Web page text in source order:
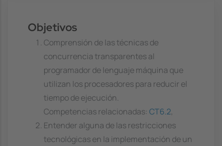
Objetivos
Comprensión de las técnicas de
concurrencia transparentes al
programador de lenguaje máquina que
utilizan los procesadores para reducir el
tiempo de ejecución.
Competencias relacionadas: CT6.2,
Entender alguna de las restricciones
tecnológicas en la implementación de un